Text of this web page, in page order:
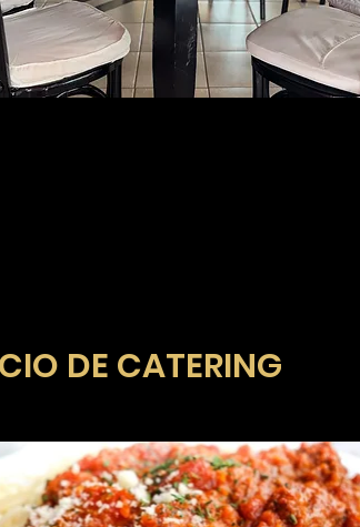
DE CATERING